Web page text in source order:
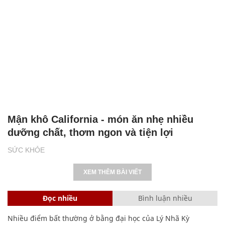
SỨC KHỎE
Mận khô California - món ăn nhẹ nhiều
dưỡng chất, thơm ngon và tiện lợi
XEM THÊM BÀI VIẾT
Đọc nhiều Bình luận nhiều
Nhiều điểm bất thường ở bằng đại học của Lý Nhã Kỳ